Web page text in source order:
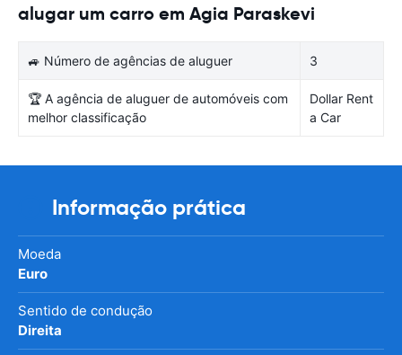
alugar um carro em Agia Paraskevi
🚙 Número de agências de aluguer 3
🏆 A agência de aluguer de automóveis com
melhor classificação
Dollar Rent
a Car
Informação prática
Moeda
Euro
Sentido de condução
Direita